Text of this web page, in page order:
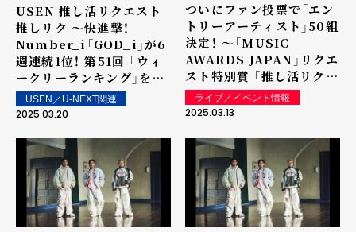
USEN 推し活リクエスト
推しリク ～快進撃！
Number_i「GOD_i」が6
週連続1位！ 第51回 「ウィ
ークリーランキング」を発
表～ 上位ランクイン楽曲
は街中・店内で配信！
USEN／U-NEXT関連
2025.03.20
ついにファン投票で「エン
トリーアーティスト」50組
決定！ ～「MUSIC
AWARDS JAPAN」リクエ
スト特別賞 「推し活リクエ
スト・アーティスト・オブ・
ザ・イヤー powered by
ライブ／イベント情報
2025.03.13